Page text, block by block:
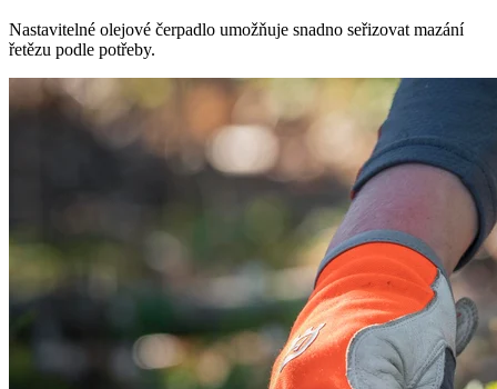
Nastavitelné olejové čerpadlo umožňuje snadno seřizovat mazání
řetězu podle potřeby.